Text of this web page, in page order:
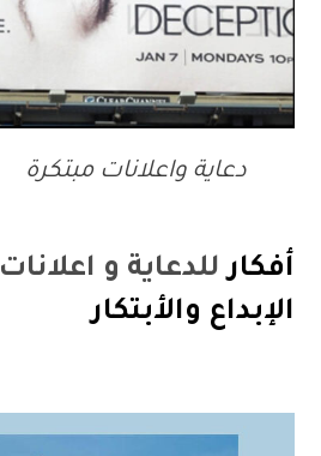
دعاية واعلانات مبتكرة
أفكار للدعاية و اعلانات
الإبداع والأبتكار